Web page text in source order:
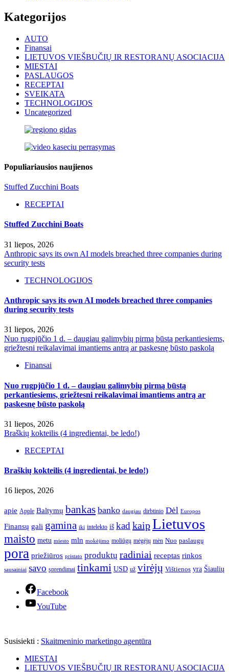
Kategorijos
AUTO
Finansai
LIETUVOS VIEŠBUČIŲ IR RESTORANŲ ASOCIACIJA
MIESTAI
PASLAUGOS
RECEPTAI
SVEIKATA
TECHNOLOGIJOS
Uncategorized
Populiariausios naujienos
Stuffed Zucchini Boats
RECEPTAI
Stuffed Zucchini Boats
31 liepos, 2026
Anthropic says its own AI models breached three companies during
security tests
TECHNOLOGIJOS
Anthropic says its own AI models breached three companies
during security tests
31 liepos, 2026
Nuo rugpjūčio 1 d. – daugiau galimybių pirmą būstą perkantiesiems,
griežtesni reikalavimai imantiems antrą ar paskesnę būsto paskolą
Finansai
Nuo rugpjūčio 1 d. – daugiau galimybių pirmą būstą
perkantiesiems, griežtesni reikalavimai imantiems antrą ar
paskesnę būsto paskolą
31 liepos, 2026
Braškių kokteilis (4 ingredientai, be ledo!)
RECEPTAI
Braškių kokteilis (4 ingredientai, be ledo!)
16 liepos, 2026
apie Apple Baltymų bankas banko daugiau dirbtinio Dėl Europos
Finansų gali gamina iki intelekto iš kadkaipLietuvos
maisto metu miesto mln mokėjimo moliūgų mėgėjų mėn Nuo paslaugų
pora priežiūros pristato produktų radiniai receptas rinkos
sausainiai savo sprendimai tinkami USD už virėjų Vištienos yra Šiaulių
Facebook
YouTube
Susisiekti : Skaitmeninio marketingo agentūra
MIESTAI
LIETUVOS VIEŠBUČIŲ IR RESTORANŲ ASOCIACIJA